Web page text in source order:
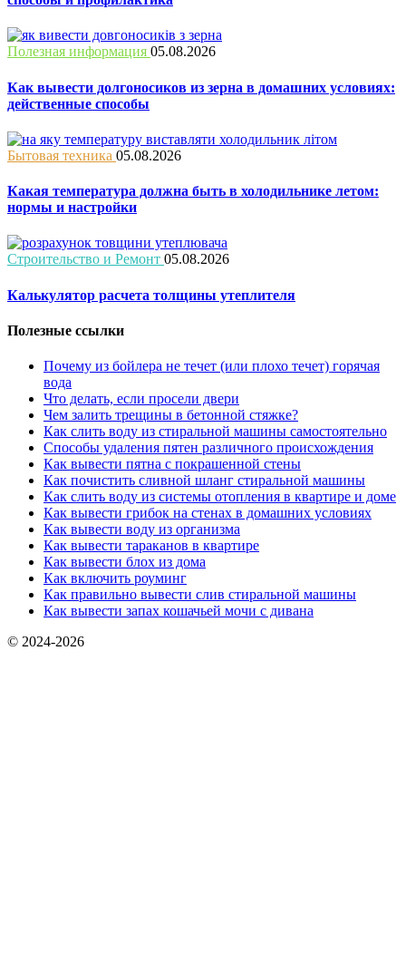
Полезная информация 05.08.2026
Как вывести долгоносиков из зерна в домашних условиях:
действенные способы
Бытовая техника 05.08.2026
Какая температура должна быть в холодильнике летом:
нормы и настройки
Строительство и Ремонт 05.08.2026
Калькулятор расчета толщины утеплителя
Полезные ссылки
Почему из бойлера не течет (или плохо течет) горячая
вода
Что делать, если просели двери
Чем залить трещины в бетонной стяжке?
Как слить воду из стиральной машины самостоятельно
Способы удаления пятен различного происхождения
Как вывести пятна с покрашенной стены
Как почистить сливной шланг стиральной машины
Как слить воду из системы отопления в квартире и доме
Как вывести грибок на стенах в домашних условиях
Как вывести воду из организма
Как вывести тараканов в квартире
Как вывести блох из дома
Как включить роуминг
Как правильно вывести слив стиральной машины
Как вывести запах кошачьей мочи с дивана
© 2024-2026